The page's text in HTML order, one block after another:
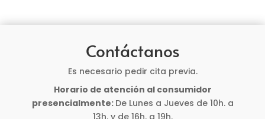
Contáctanos
Es necesario pedir cita previa.
Horario de atención al consumidor
presencialmente: De Lunes a Jueves de 10h. a